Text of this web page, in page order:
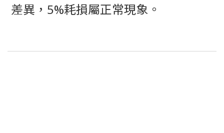
差異，5%耗損屬正常現象。